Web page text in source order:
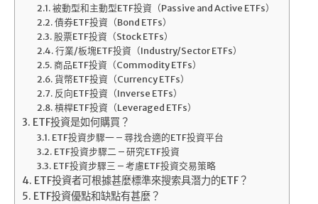
被動型和主動型ETF投資（Passive and Active ETFs）
債券ETF投資（Bond ETFs）
股票ETF投資（Stock ETFs）
行業/板塊ETF投資（Industry/Sector ETFs）
商品ETF投資（Commodity ETFs）
貨幣ETF投資（Currency ETFs）
反向ETF投資（Inverse ETFs）
槓桿ETF投資（Leveraged ETFs）
ETF投資是如何購買？
ETF投資步驟一 – 尋找合適的ETF投資平台
ETF投資步驟二 – 研究ETF投資
ETF投資步驟三 – 考慮ETF投資交易策略
ETF投資者可根據甚麼標準來搜索具潛力的ETF？
ETF投資優點和缺點有甚麼？